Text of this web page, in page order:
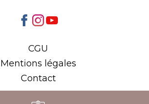
CGU
Mentions légales
Contact